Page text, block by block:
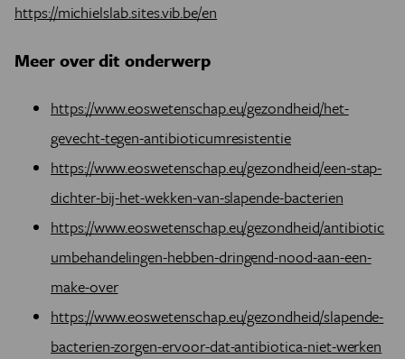
https://michielslab.sites.vib.be/en
Meer over dit onderwerp
https://www.eoswetenschap.eu/gezondheid/het-
gevecht-tegen-antibioticumresistentie
https://www.eoswetenschap.eu/gezondheid/een-stap-
dichter-bij-het-wekken-van-slapende-bacterien
https://www.eoswetenschap.eu/gezondheid/antibiotic
umbehandelingen-hebben-dringend-nood-aan-een-
make-over
https://www.eoswetenschap.eu/gezondheid/slapende-
bacterien-zorgen-ervoor-dat-antibiotica-niet-werken